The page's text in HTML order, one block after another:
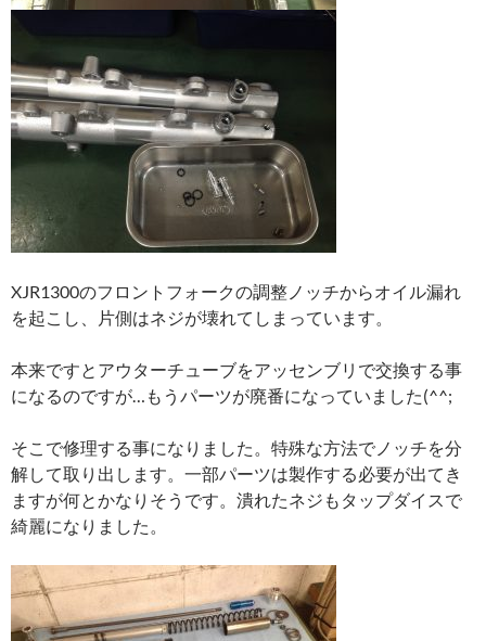
XJR1300のフロントフォークの調整ノッチからオイル漏れ
を起こし、片側はネジが壊れてしまっています。
本来ですとアウターチューブをアッセンブリで交換する事
になるのですが…もうパーツが廃番になっていました(^^;
そこで修理する事になりました。特殊な方法でノッチを分
解して取り出します。一部パーツは製作する必要が出てき
ますが何とかなりそうです。潰れたネジもタップダイスで
綺麗になりました。